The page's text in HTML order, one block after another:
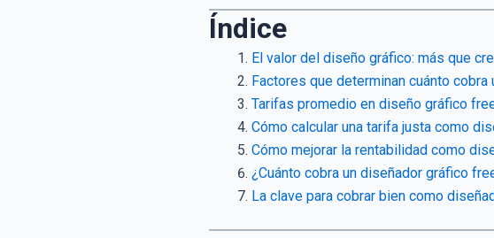
Índice
El valor del diseño gráfico: más que
Factores que determinan cuánto
Tarifas promedio en diseño gráfico
Cómo calcular una tarifa justa como
Cómo mejorar la rentabilidad como
¿Cuánto cobra un diseñador gráfico
La clave para cobrar bien como